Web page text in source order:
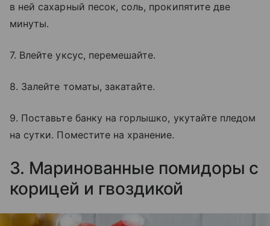
в ней сахарный песок, соль, прокипятите две
минуты.
7. Влейте уксус, перемешайте.
8. Залейте томаты, закатайте.
9. Поставьте банку на горлышко, укутайте пледом
на сутки. Поместите на хранение.
3. Маринованные помидоры с
корицей и гвоздикой